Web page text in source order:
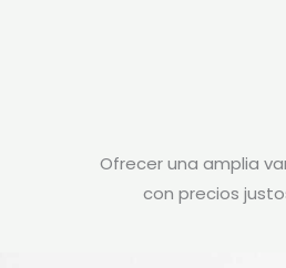
Ofrecer una amplia
con precios